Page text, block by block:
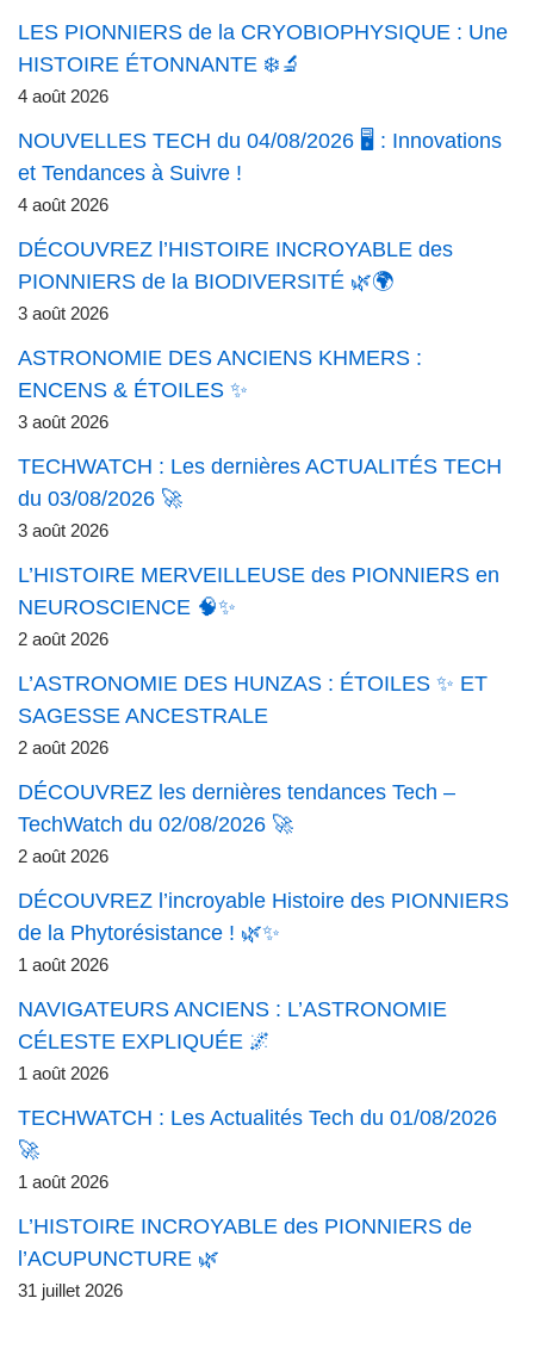
LES PIONNIERS de la CRYOBIOPHYSIQUE : Une
HISTOIRE ÉTONNANTE ❄️🔬
4 août 2026
NOUVELLES TECH du 04/08/2026 🖥️ : Innovations
et Tendances à Suivre !
4 août 2026
DÉCOUVREZ l’HISTOIRE INCROYABLE des
PIONNIERS de la BIODIVERSITÉ 🌿🌍
3 août 2026
ASTRONOMIE DES ANCIENS KHMERS :
ENCENS & ÉTOILES ✨
3 août 2026
TECHWATCH : Les dernières ACTUALITÉS TECH
du 03/08/2026 🚀
3 août 2026
L’HISTOIRE MERVEILLEUSE des PIONNIERS en
NEUROSCIENCE 🧠✨
2 août 2026
L’ASTRONOMIE DES HUNZAS : ÉTOILES ✨ ET
SAGESSE ANCESTRALE
2 août 2026
DÉCOUVREZ les dernières tendances Tech –
TechWatch du 02/08/2026 🚀
2 août 2026
DÉCOUVREZ l’incroyable Histoire des PIONNIERS
de la Phytorésistance ! 🌿✨
1 août 2026
NAVIGATEURS ANCIENS : L’ASTRONOMIE
CÉLESTE EXPLIQUÉE 🌌
1 août 2026
TECHWATCH : Les Actualités Tech du 01/08/2026
🚀
1 août 2026
L’HISTOIRE INCROYABLE des PIONNIERS de
l’ACUPUNCTURE 🌿
31 juillet 2026